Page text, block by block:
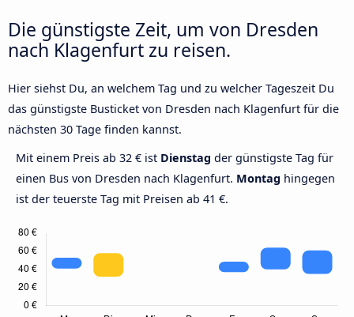
Die günstigste Zeit, um von Dresden
nach Klagenfurt zu reisen.
Hier siehst Du, an welchem Tag und zu welcher Tageszeit Du
das günstigste Busticket von Dresden nach Klagenfurt für die
nächsten 30 Tage finden kannst.
Mit einem Preis ab 32 € ist Dienstag der günstigste Tag für
einen Bus von Dresden nach Klagenfurt. Montag hingegen
ist der teuerste Tag mit Preisen ab 41 €.